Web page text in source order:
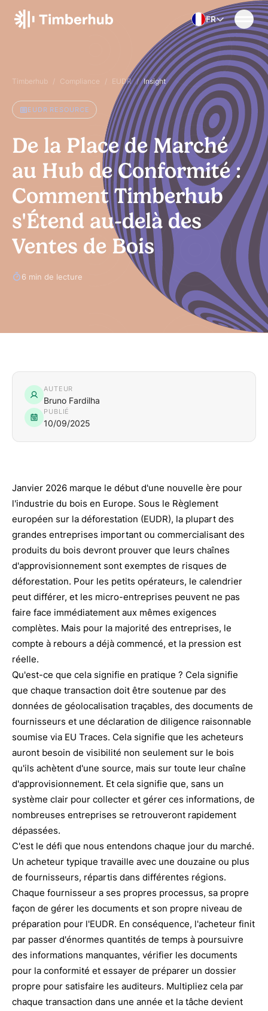
Skip to content
FR
Timberhub / Compliance / EUDR / Insight
EUDR RESOURCE
De la Place de Marché
au Hub de Conformité :
Comment Timberhub
s'Étend au-delà des
Ventes de Bois
6 min de lecture
AUTEUR
Bruno Fardilha
PUBLIÉ
10/09/2025
Janvier 2026 marque le début d'une nouvelle ère pour
l'industrie du bois en Europe. Sous le Règlement
européen sur la déforestation (EUDR), la plupart des
grandes entreprises important ou commercialisant des
produits du bois devront prouver que leurs chaînes
d'approvisionnement sont exemptes de risques de
déforestation. Pour les petits opérateurs, le calendrier
peut différer, et les micro-entreprises peuvent ne pas
faire face immédiatement aux mêmes exigences
complètes. Mais pour la majorité des entreprises, le
compte à rebours a déjà commencé, et la pression est
réelle.
Qu'est-ce que cela signifie en pratique ? Cela signifie
que chaque transaction doit être soutenue par des
données de géolocalisation traçables, des documents de
fournisseurs et une déclaration de diligence raisonnable
soumise via EU Traces. Cela signifie que les acheteurs
auront besoin de visibilité non seulement sur le bois
qu'ils achètent d'une source, mais sur toute leur chaîne
d'approvisionnement. Et cela signifie que, sans un
système clair pour collecter et gérer ces informations, de
nombreuses entreprises se retrouveront rapidement
dépassées.
C'est le défi que nous entendons chaque jour du marché.
Un acheteur typique travaille avec une douzaine ou plus
de fournisseurs, répartis dans différentes régions.
Chaque fournisseur a ses propres processus, sa propre
façon de gérer les documents et son propre niveau de
préparation pour l'EUDR. En conséquence, l'acheteur finit
par passer d'énormes quantités de temps à poursuivre
des informations manquantes, vérifier les documents
pour la conformité et essayer de préparer un dossier
propre pour satisfaire les auditeurs. Multipliez cela par
chaque transaction dans une année et la tâche devient